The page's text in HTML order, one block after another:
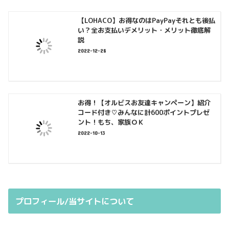
【LOHACO】お得なのはPayPayそれとも後払
い？全お支払いデメリット・メリット徹底解
説
2022-12-28
お得！【オルビスお友達キャンペーン】紹介
コード付き♡みんなに計600ポイントプレゼ
ント！もち、家族ＯＫ
2022-10-13
プロフィール/当サイトについて